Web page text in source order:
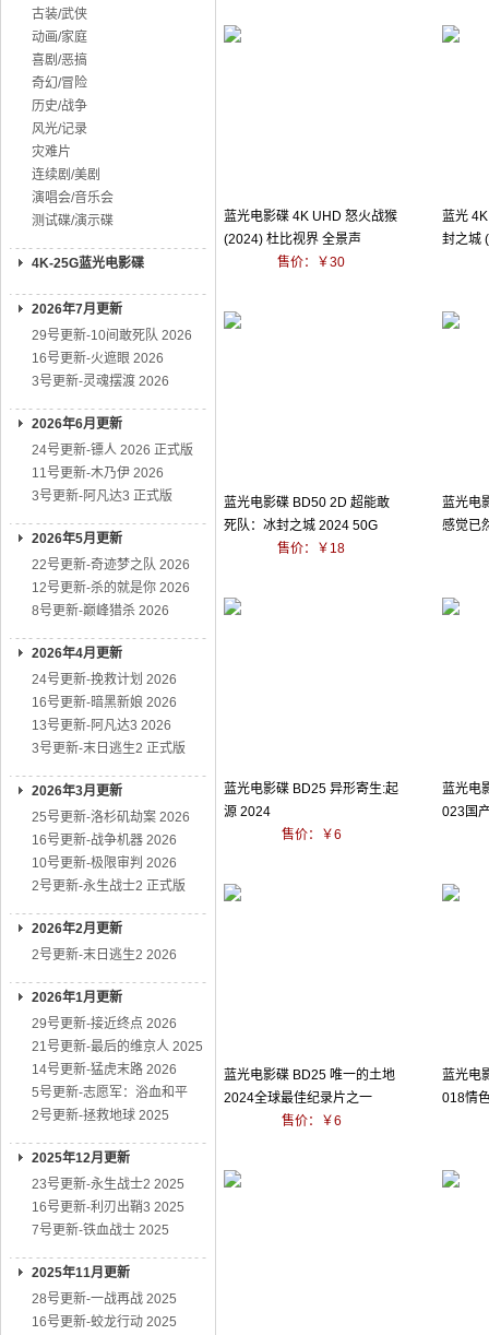
古装/武侠
动画/家庭
喜剧/恶搞
奇幻/冒险
历史/战争
风光/记录
灾难片
连续剧/美剧
演唱会/音乐会
测试碟/演示碟
4K-25G蓝光电影碟
2026年7月更新
29号更新-10间敢死队 2026
16号更新-火遮眼 2026
3号更新-灵魂摆渡 2026
2026年6月更新
24号更新-镖人 2026 正式版
11号更新-木乃伊 2026
3号更新-阿凡达3 正式版
2026年5月更新
22号更新-奇迹梦之队 2026
12号更新-杀的就是你 2026
8号更新-巅峰猎杀 2026
2026年4月更新
24号更新-挽救计划 2026
16号更新-暗黑新娘 2026
13号更新-阿凡达3 2026
3号更新-末日逃生2 正式版
2026年3月更新
25号更新-洛杉矶劫案 2026
16号更新-战争机器 2026
10号更新-极限审判 2026
2号更新-永生战士2 正式版
2026年2月更新
2号更新-末日逃生2 2026
2026年1月更新
29号更新-接近终点 2026
21号更新-最后的维京人 2025
14号更新-猛虎末路 2026
5号更新-志愿军：浴血和平
2号更新-拯救地球 2025
2025年12月更新
23号更新-永生战士2 2025
16号更新-利刃出鞘3 2025
7号更新-铁血战士 2025
2025年11月更新
28号更新-一战再战 2025
16号更新-蛟龙行动 2025
蓝光电影碟 4K UHD 怒火战猴
(2024) 杜比视界 全景声
售价：￥30
蓝光
封之城
蓝光电影碟 BD50 2D 超能敢
死队：冰封之城 2024 50G
售价：￥18
蓝光电
感觉已
蓝光电影碟 BD25 异形寄生:起
源 2024
售价：￥6
蓝光电
023国
蓝光电影碟 BD25 唯一的土地
2024全球最佳纪录片之一
售价：￥6
蓝光电
018情